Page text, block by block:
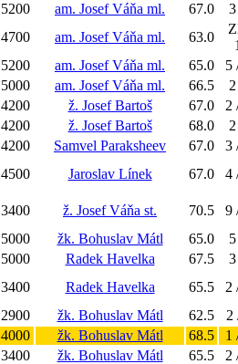
5200 am. Josef Váňa ml. 67.0
4700 am. Josef Váňa ml. 63.0
5200 am. Josef Váňa ml. 65.0
5
5000 am. Josef Váňa ml. 66.5
4200 ž. Josef Bartoš 67.0
2
4200 ž. Josef Bartoš 68.0
4200 Samvel Paraksheev 67.0
3
4500 Jaroslav Línek 67.0 4
3400 ž. Josef Váňa st. 70.5
9
5000 žk. Bohuslav Mátl 65.0
5000 Radek Havelka 67.5
3400 Radek Havelka 65.5
2
2900 žk. Bohuslav Mátl 62.5
2
4000 žk. Bohuslav Mátl 68.5
1
3400 žk. Bohuslav Mátl 65.5
2